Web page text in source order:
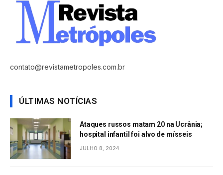
contato@revistametropoles.com.br
ÚLTIMAS NOTÍCIAS
Ataques russos matam 20 na Ucrânia;
hospital infantil foi alvo de mísseis
JULHO 8, 2024